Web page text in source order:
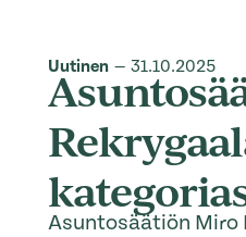
Uutinen — 31.10.2025
Asuntosäätiön Miro